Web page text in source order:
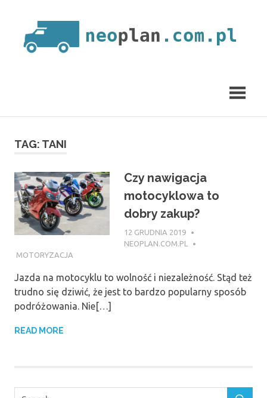
content
TAG: TANI
Czy nawigacja
motocyklowa to
dobry zakup?
12 GRUDNIA 2019
NEOPLAN.COM.PL
MOTORYZACJA
Jazda na motocyklu to wolność i niezależność. Stąd też
trudno się dziwić, że jest to bardzo popularny sposób
podróżowania. Nie[…]
READ MORE